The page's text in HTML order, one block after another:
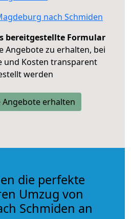
nach Schmiden
bereitgestellte Formular
Angebote zu erhalten, bei
und Kosten transparent
werden
Angebote erhalten
die perfekte
Umzug von
Schmiden an